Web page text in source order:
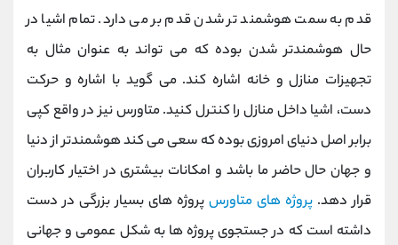
قدم به سمت هوشمند تر شدن قدم بر می دارد. تمام اشیا در
حال هوشمندتر شدن بوده که می تواند به عنوان مثال به
تجهیزات منازل و خانه اشاره کند. می گوید با اشاره و حرکت
دست، اشیا داخل منازل را کنترل کنید. متاورس نیز در واقع کپی
برابر اصل دنیای امروزی بوده که سعی می کند هوشمندتر از دنیا
و جهان حال حاضر ما باشد و امکانات بیشتری در اختیار کاربران
قرار دهد. پروژه های متاورس پروژه های بسیار بزرگی در دست
داشته است که در جستجوی پروژه ها به شکل عمومی و جهانی